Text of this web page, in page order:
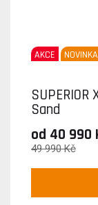
AKCE NOVINKA
Sand
od 40 990
49 990 Kč